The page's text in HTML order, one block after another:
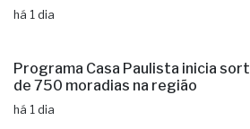
há 1 dia
Programa Casa Paulista inicia
de 750 moradias na região
há 1 dia